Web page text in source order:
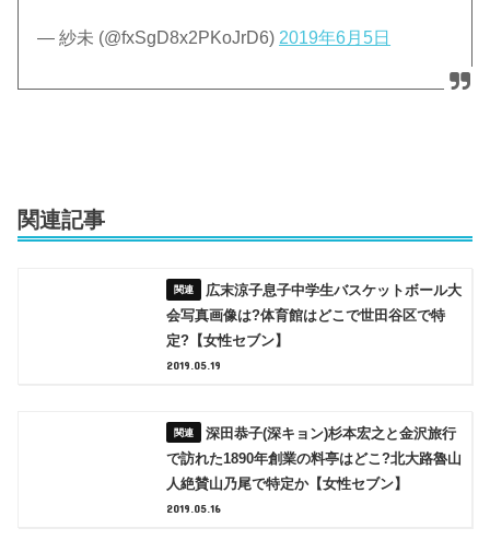
— 紗未 (@fxSgD8x2PKoJrD6) 2019年6月5日
関連記事
広末涼子息子中学生バスケットボール大
会写真画像は?体育館はどこで世田谷区で特
定?【女性セブン】
2019.05.19
深田恭子(深キョン)杉本宏之と金沢旅行
で訪れた1890年創業の料亭はどこ?北大路魯山
人絶賛山乃尾で特定か【女性セブン】
2019.05.16